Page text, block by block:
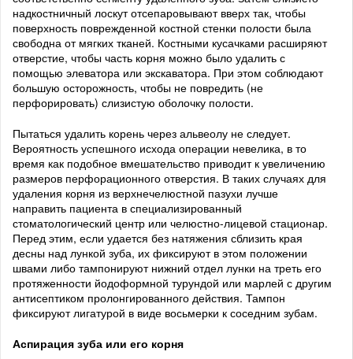
надкостничный лоскут отсепаровывают вверх так, чтобы
поверхность поврежденной костной стенки полости была
свободна от мягких тканей. Костными кусачками расширяют
отверстие, чтобы часть корня можно было удалить с
помощью элеватора или экскаватора. При этом соблюдают
большую осторожность, чтобы не повредить (не
перфорировать) слизистую оболочку полости.
Пытаться удалить корень через альвеолу не следует.
Вероятность успешного исхода операции невелика, в то
время как подобное вмешательство приводит к увеличению
размеров перфорационного отверстия. В таких случаях для
удаления корня из верхнечелюстной пазухи лучше
направить пациента в специализированный
стоматологический центр или челюстно-лицевой стационар.
Перед этим, если удается без натяжения сблизить края
десны над лункой зуба, их фиксируют в этом положении
швами либо тампонируют нижний отдел лунки на треть его
протяженности йодоформной турундой или марлей с другим
антисептиком пролонгированного действия. Тампон
фиксируют лигатурой в виде восьмерки к соседним зубам.
Аспирация зуба или его корня